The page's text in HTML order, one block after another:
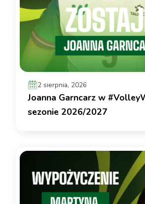
2 sierpnia, 2026
Joanna Garncarz w
sezonie 2026/2027